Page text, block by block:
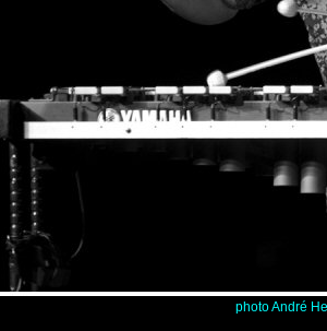
photo André